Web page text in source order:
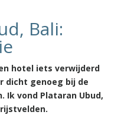
Bali:
hotel iets verwijderd
dicht genoeg bij de
Ik vond Plataran Ubud,